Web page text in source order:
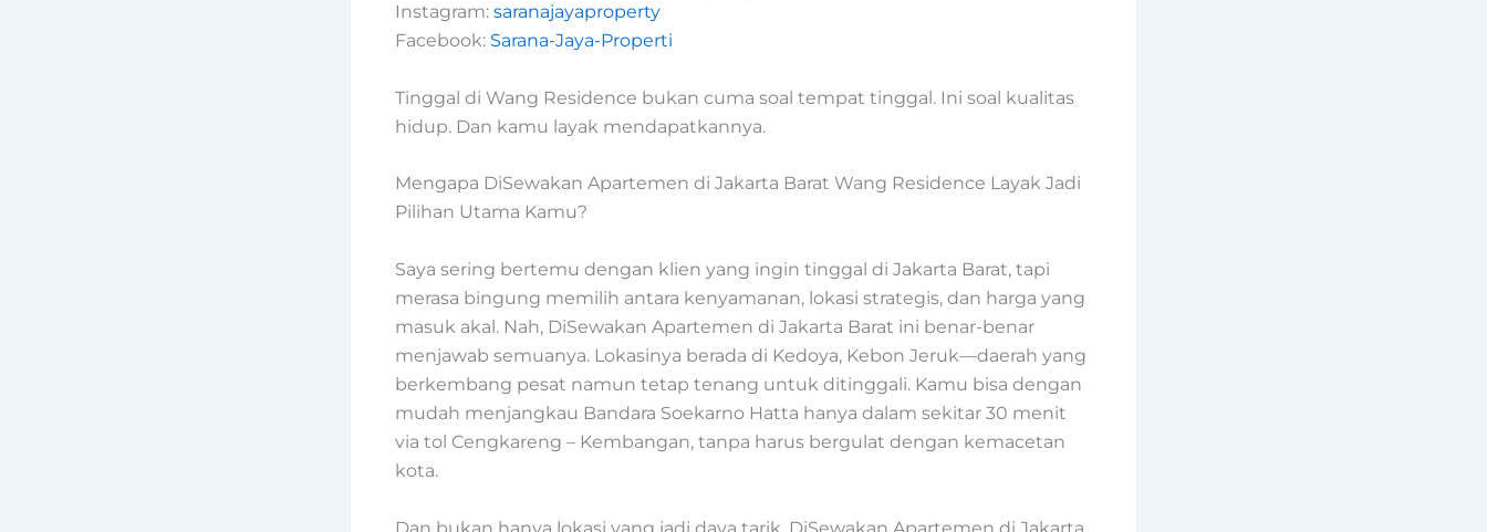
Instagram: saranajayaproperty
Facebook: Sarana-Jaya-Properti
Tinggal di Wang Residence bukan cuma soal tempat tinggal. Ini soal kualitas
hidup. Dan kamu layak mendapatkannya.
Mengapa DiSewakan Apartemen di Jakarta Barat Wang Residence Layak Jadi
Pilihan Utama Kamu?
Saya sering bertemu dengan klien yang ingin tinggal di Jakarta Barat, tapi
merasa bingung memilih antara kenyamanan, lokasi strategis, dan harga yang
masuk akal. Nah, DiSewakan Apartemen di Jakarta Barat ini benar-benar
menjawab semuanya. Lokasinya berada di Kedoya, Kebon Jeruk—daerah yang
berkembang pesat namun tetap tenang untuk ditinggali. Kamu bisa dengan
mudah menjangkau Bandara Soekarno Hatta hanya dalam sekitar 30 menit
via tol Cengkareng – Kembangan, tanpa harus bergulat dengan kemacetan
kota.
Dan bukan hanya lokasi yang jadi daya tarik. DiSewakan Apartemen di Jakarta